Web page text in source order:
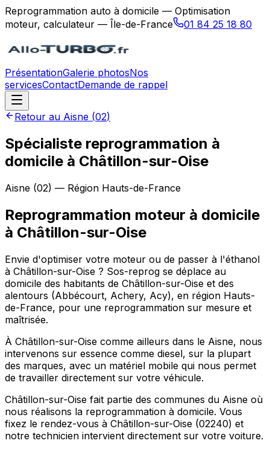
Reprogrammation auto à domicile — Optimisation
moteur, calculateur — Île-de-France
01 84 25 18 80
PrésentationGalerie photosNos
servicesContactDemande de rappel
Retour au Aisne (02)
Spécialiste reprogrammation à
domicile à Châtillon-sur-Oise
Aisne (02) — Région Hauts-de-France
Reprogrammation moteur à domicile
à Châtillon-sur-Oise
Envie d'optimiser votre moteur ou de passer à l'éthanol
à Châtillon-sur-Oise ? Sos-reprog se déplace au
domicile des habitants de Châtillon-sur-Oise et des
alentours (Abbécourt, Achery, Acy), en région Hauts-
de-France, pour une reprogrammation sur mesure et
maîtrisée.
À Châtillon-sur-Oise comme ailleurs dans le Aisne, nous
intervenons sur essence comme diesel, sur la plupart
des marques, avec un matériel mobile qui nous permet
de travailler directement sur votre véhicule.
Châtillon-sur-Oise fait partie des communes du Aisne où
nous réalisons la reprogrammation à domicile. Vous
fixez le rendez-vous à Châtillon-sur-Oise (02240) et
notre technicien intervient directement sur votre voiture.